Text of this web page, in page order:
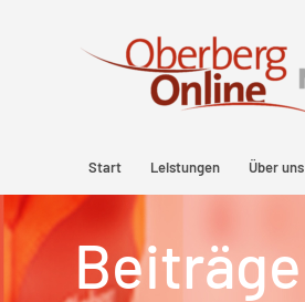
Start Leistungen Über uns
Beiträge